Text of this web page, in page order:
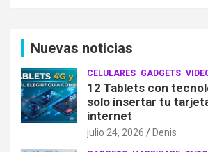
Nuevas noticias
CELULARES GADGETS
12 Tablets con
solo insertar tu
internet
julio 24, 2026 Denis